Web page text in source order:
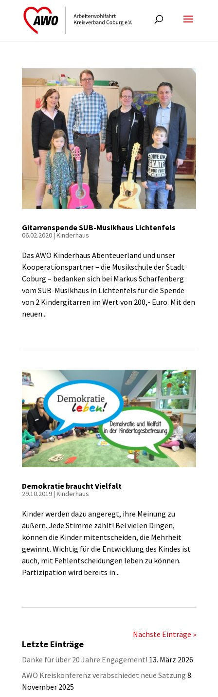
Gitarrenspende SUB-Musikhaus Lichtenfels
06.02.2020| Kinderhaus
Das AWO Kinderhaus Abenteuerland und unser
Kooperationspartner – die Musikschule der Stadt
Coburg – bedanken sich bei Markus Scharfenberg
vom SUB-Musikhaus in Lichtenfels für die Spende
von 2 Kindergitarren im Wert von 200,- Euro. Mit den
neuen...
Demokratie braucht Vielfalt
29.10.2019| Kinderhaus
Kinder werden dazu angeregt, ihre Meinung zu
äußern. Jede Stimme zählt! Bei vielen Dingen,
können die Kinder mitentscheiden, die Mehrheit
gewinnt. Wichtig für die Entwicklung des Kindes ist
auch, mit Fehlentscheidungen leben zu können.
Partizipation wird bereits in...
Nächste Einträge »
Letzte Einträge
Danke für über 20 Jahre Engagement! 13. März 2026
AWO Kreiskonferenz verabschiedet neue Satzung 8.
November 2025